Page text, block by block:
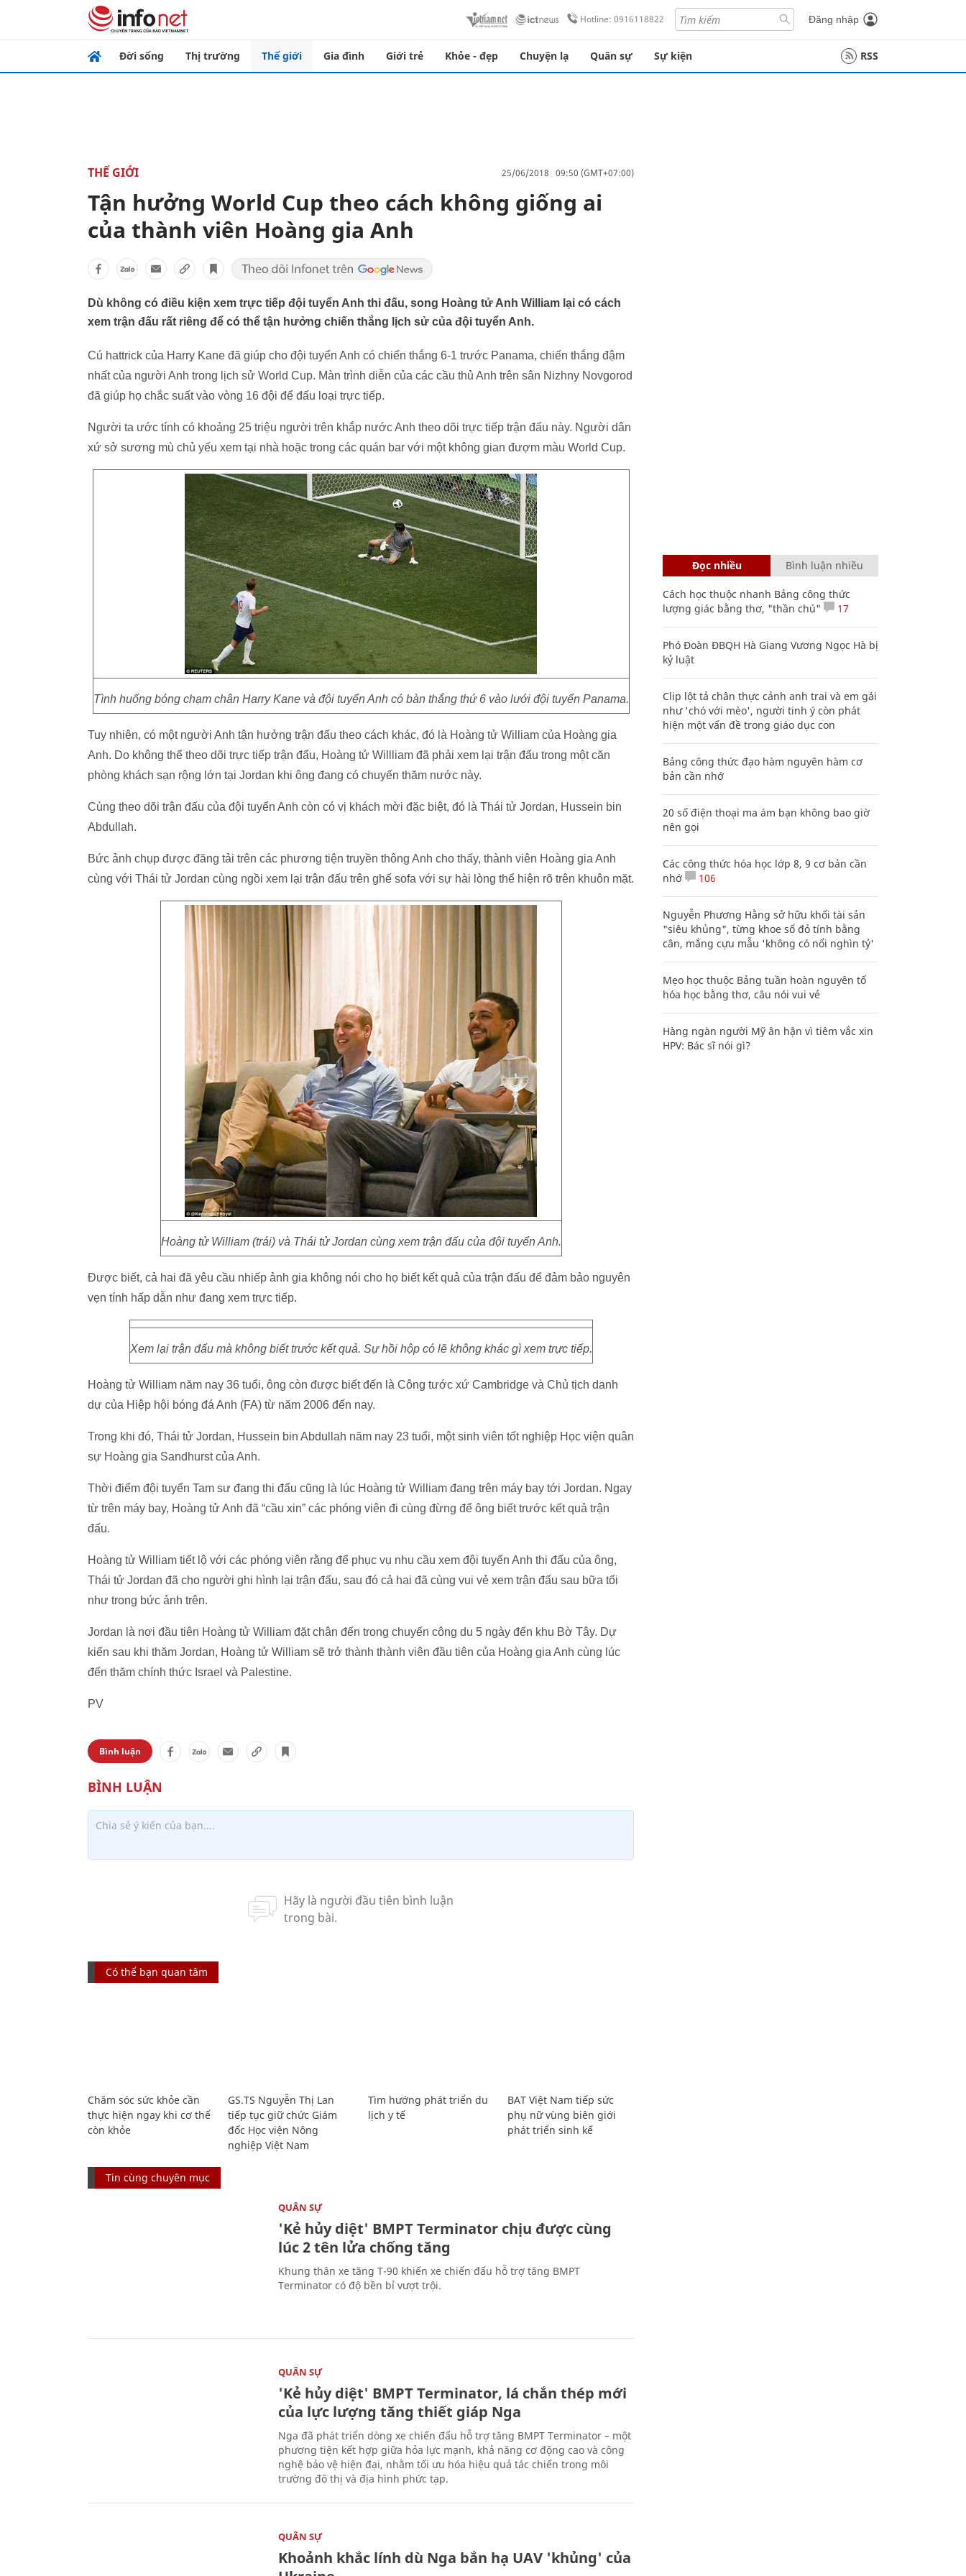
Hotline: 0916118822 Đăng nhập
Đời sống Thị trường Thế giới Gia đình Giới trẻ Khỏe - đẹp Chuyện lạ Quân sự Sự kiện RSS
THẾ GIỚI 25/06/2018 09:50 (GMT+07:00)
Tận hưởng World Cup theo cách không giống ai
của thành viên Hoàng gia Anh
Dù không có điều kiện xem trực tiếp đội tuyển Anh thi đấu, song Hoàng tử Anh William lại có cách
xem trận đấu rất riêng để có thể tận hưởng chiến thắng lịch sử của đội tuyển Anh.
Cú hattrick của Harry Kane đã giúp cho đội tuyển Anh có chiến thắng 6-1 trước Panama, chiến thắng đậm
nhất của người Anh trong lịch sử World Cup. Màn trình diễn của các cầu thủ Anh trên sân Nizhny Novgorod
đã giúp họ chắc suất vào vòng 16 đội để đấu loại trực tiếp.
Người ta ước tính có khoảng 25 triệu người trên khắp nước Anh theo dõi trực tiếp trận đấu này. Người dân
xứ sở sương mù chủ yếu xem tại nhà hoặc trong các quán bar với một không gian đượm màu World Cup.
Tình huống bóng chạm chân Harry Kane và đội tuyển Anh có bàn thắng thứ 6 vào lưới đội tuyển Panama.
Tuy nhiên, có một người Anh tận hưởng trận đấu theo cách khác, đó là Hoàng tử William của Hoàng gia
Anh. Do không thể theo dõi trực tiếp trận đấu, Hoàng tử Willliam đã phải xem lại trận đấu trong một căn
phòng khách sạn rộng lớn tại Jordan khi ông đang có chuyến thăm nước này.
Cùng theo dõi trận đấu của đội tuyển Anh còn có vị khách mời đặc biệt, đó là Thái tử Jordan, Hussein bin
Abdullah.
Bức ảnh chụp được đăng tải trên các phương tiện truyền thông Anh cho thấy, thành viên Hoàng gia Anh
cùng với Thái tử Jordan cùng ngồi xem lại trận đấu trên ghế sofa với sự hài lòng thể hiện rõ trên khuôn mặt.
Hoàng tử William (trái) và Thái tử Jordan cùng xem trận đấu của đội tuyển Anh.
Được biết, cả hai đã yêu cầu nhiếp ảnh gia không nói cho họ biết kết quả của trận đấu để đảm bảo nguyên
vẹn tính hấp dẫn như đang xem trực tiếp.
Xem lại trận đấu mà không biết trước kết quả. Sự hồi hộp có lẽ không khác gì xem trực tiếp.
Hoàng tử William năm nay 36 tuổi, ông còn được biết đến là Công tước xứ Cambridge và Chủ tịch danh
dự của Hiệp hội bóng đá Anh (FA) từ năm 2006 đến nay.
Trong khi đó, Thái tử Jordan, Hussein bin Abdullah năm nay 23 tuổi, một sinh viên tốt nghiệp Học viện quân
sự Hoàng gia Sandhurst của Anh.
Thời điểm đội tuyển Tam sư đang thi đấu cũng là lúc Hoàng tử William đang trên máy bay tới Jordan. Ngay
từ trên máy bay, Hoàng tử Anh đã “cầu xin” các phóng viên đi cùng đừng để ông biết trước kết quả trận
đấu.
Hoàng tử William tiết lộ với các phóng viên rằng để phục vụ nhu cầu xem đội tuyển Anh thi đấu của ông,
Thái tử Jordan đã cho người ghi hình lại trận đấu, sau đó cả hai đã cùng vui vẻ xem trận đấu sau bữa tối
như trong bức ảnh trên.
Jordan là nơi đầu tiên Hoàng tử William đặt chân đến trong chuyến công du 5 ngày đến khu Bờ Tây. Dự
kiến sau khi thăm Jordan, Hoàng tử William sẽ trở thành thành viên đầu tiên của Hoàng gia Anh cùng lúc
đến thăm chính thức Israel và Palestine.
PV
Bình luận
Có thể bạn quan tâm
Chăm sóc sức khỏe cần
thực hiện ngay khi cơ thể
còn khỏe
GS.TS Nguyễn Thị Lan
tiếp tục giữ chức Giám
đốc Học viện Nông
nghiệp Việt Nam
Tìm hướng phát triển du
lịch y tế
BAT Việt Nam tiếp sức
phụ nữ vùng biên giới
phát triển sinh kế
Tin cùng chuyên mục
QUÂN SỰ
'Kẻ hủy diệt' BMPT Terminator chịu được cùng
lúc 2 tên lửa chống tăng
Khung thân xe tăng T-90 khiến xe chiến đấu hỗ trợ tăng BMPT
Terminator có độ bền bỉ vượt trội.
QUÂN SỰ
'Kẻ hủy diệt' BMPT Terminator, lá chắn thép mới
của lực lượng tăng thiết giáp Nga
Nga đã phát triển dòng xe chiến đấu hỗ trợ tăng BMPT Terminator – một
phương tiện kết hợp giữa hỏa lực mạnh, khả năng cơ động cao và công
nghệ bảo vệ hiện đại, nhằm tối ưu hóa hiệu quả tác chiến trong môi
trường đô thị và địa hình phức tạp.
QUÂN SỰ
Khoảnh khắc lính dù Nga bắn hạ UAV 'khủng' của
Đọc nhiều Bình luận nhiều
Cách học thuộc nhanh Bảng công thức
lượng giác bằng thơ, "thần chú"
17
Phó Đoàn ĐBQH Hà Giang Vương Ngọc Hà bị
kỷ luật
Clip lột tả chân thực cảnh anh trai và em gái
như 'chó với mèo', người tinh ý còn phát
hiện một vấn đề trong giáo dục con
Bảng công thức đạo hàm nguyên hàm cơ
bản cần nhớ
20 số điện thoại ma ám bạn không bao giờ
nên gọi
Các công thức hóa học lớp 8, 9 cơ bản cần
nhớ
106
Nguyễn Phương Hằng sở hữu khối tài sản
"siêu khủng", từng khoe sổ đỏ tính bằng
cân, mắng cựu mẫu 'không có nổi nghìn tỷ'
Mẹo học thuộc Bảng tuần hoàn nguyên tố
hóa học bằng thơ, câu nói vui vẻ
Hàng ngàn người Mỹ ân hận vì tiêm vắc xin
HPV: Bác sĩ nói gì?